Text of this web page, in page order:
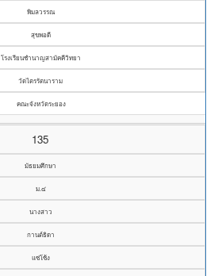
พิมลวรรณ
สุขพอดี
โรงเรียนชำนาญสามัคคีวิทยา
วัดไตรรัตนาราม
คณะจังหวัดระยอง
135
มัธยมศึกษา
ม.๔
นางสาว
กานต์ธิดา
แซ่โซ้ง